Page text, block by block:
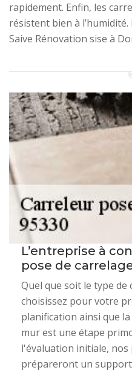
rapidement. Enfin, les
résistent bien à
Saive Rénovation sise à
L’entreprise à
pose de
Quel que soit le type de
choisissez pour votre
planification ainsi que
mur est une étape
l'évaluation initiale,
prépareront un